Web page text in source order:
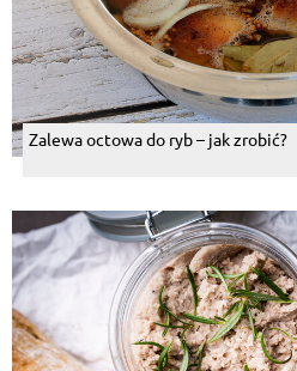
Zalewa octowa do ryb – jak zrobić?